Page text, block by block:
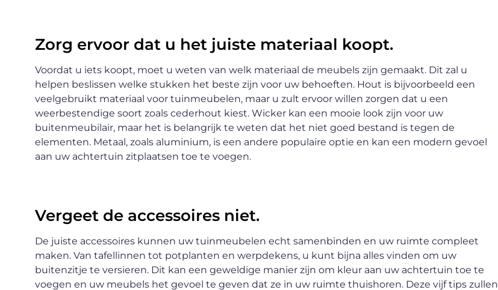
Zorg ervoor dat u het juiste materiaal koopt.
Voordat u iets koopt, moet u weten van welk materiaal de meubels zijn gemaakt. Dit zal u
helpen beslissen welke stukken het beste zijn voor uw behoeften. Hout is bijvoorbeeld een
veelgebruikt materiaal voor tuinmeubelen, maar u zult ervoor willen zorgen dat u een
weerbestendige soort zoals cederhout kiest. Wicker kan een mooie look zijn voor uw
buitenmeubilair, maar het is belangrijk te weten dat het niet goed bestand is tegen de
elementen. Metaal, zoals aluminium, is een andere populaire optie en kan een modern gevoel
aan uw achtertuin zitplaatsen toe te voegen.
Vergeet de accessoires niet.
De juiste accessoires kunnen uw tuinmeubelen echt samenbinden en uw ruimte compleet
maken. Van tafellinnen tot potplanten en werpdekens, u kunt bijna alles vinden om uw
buitenzitje te versieren. Dit kan een geweldige manier zijn om kleur aan uw achtertuin toe te
voegen en uw meubels het gevoel te geven dat ze in uw ruimte thuishoren. Deze vijf tips zullen